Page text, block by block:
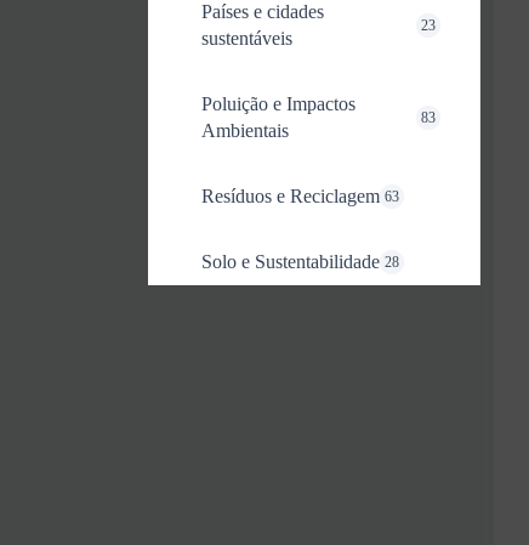
Países e cidades
sustentáveis
23
Poluição e Impactos
Ambientais
83
Resíduos e Reciclagem 63
Solo e Sustentabilidade 28